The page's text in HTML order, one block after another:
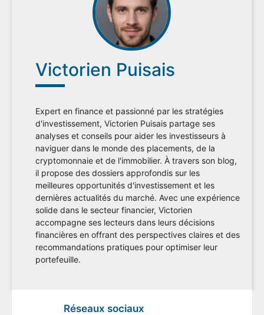
Victorien Puisais
Expert en finance et passionné par les stratégies
d'investissement, Victorien Puisais partage ses
analyses et conseils pour aider les investisseurs à
naviguer dans le monde des placements, de la
cryptomonnaie et de l'immobilier. À travers son blog,
il propose des dossiers approfondis sur les
meilleures opportunités d'investissement et les
dernières actualités du marché. Avec une expérience
solide dans le secteur financier, Victorien
accompagne ses lecteurs dans leurs décisions
financières en offrant des perspectives claires et des
recommandations pratiques pour optimiser leur
portefeuille.
Réseaux sociaux